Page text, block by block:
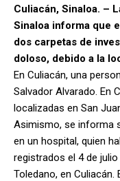
Culiacán, Sinaloa. –
Sinaloa informa que
dos carpetas de
doloso, debido a la
En Culiacán, una
Salvador Alvarado. En
localizadas en San
Asimismo, se informa
en un hospital, quien
registrados el 4 de
Toledano, en